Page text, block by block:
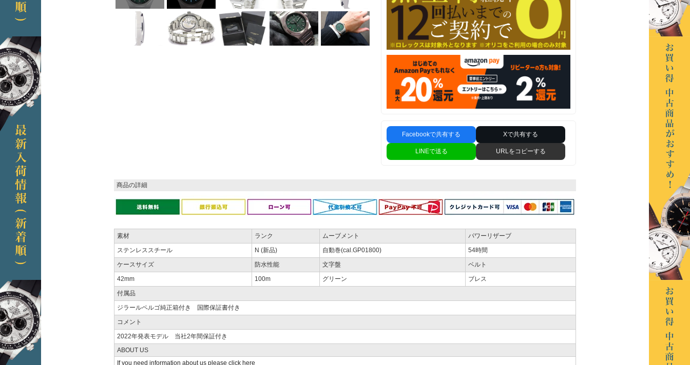
Facebookで共有する Xで共有する
LINEで送る URLをコピーする
商品の詳細
素材 ランク ムーブメント
パワーリザーブ
ステンレススチール
N (新品) 自動巻(cal.GP01800)
54時間
ケースサイズ
防水性能 文字盤
ベルト
42mm
100m グリーン
ブレス
付属品
ジラールペルゴ純正箱付き 国際保証書付き
コメント
2022年発表モデル 当社2年間保証付き
ABOUT US
If you need information about us please click here